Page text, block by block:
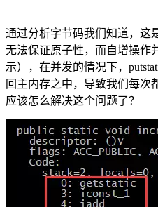
通过分析字节码我们知道，这
无法保证原子性，而自增操作
示），在并发的情况下，
回主内存之中，导致我们每次
应该怎么解决这个问题了？